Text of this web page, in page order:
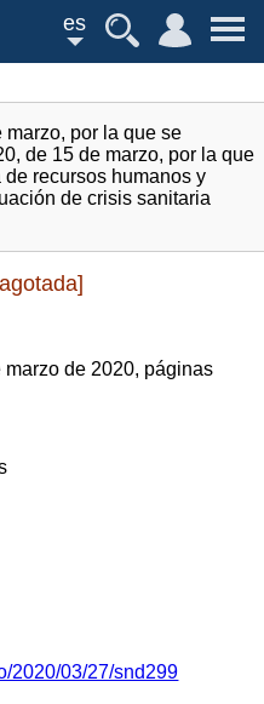
es
por la que se
de 15 de marzo, por la que
recursos humanos y
de crisis sanitaria
marzo de 2020, páginas
2020/03/27/snd299